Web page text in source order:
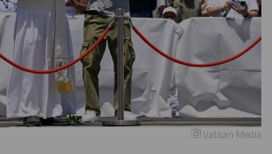
Vatican Media